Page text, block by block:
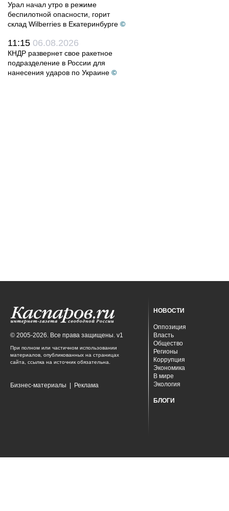
Урал начал утро в режиме
беспилотной опасности, горит
склад Wilberries в Екатеринбурге ©
11:15 06.08.2026
КНДР развернет свое ракетное
подразделение в России для
нанесения ударов по Украине ©
© 2005-2026. Все права защищены. v1
При полном или частичном использовании
материалов, опубликованных на страницах
сайта, ссылка на источник обязательна.
Бизнес-материалы Реклама
НОВОСТИ
Оппозиция
Власть
Общество
Регионы
Коррупция
Экономика
В мире
Экология
БЛОГИ